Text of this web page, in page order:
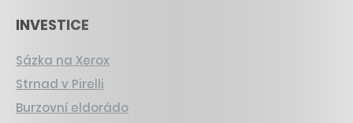
INVESTICE
Sázka na Xerox
Strnad v Pirelli
Burzovní eldorádo